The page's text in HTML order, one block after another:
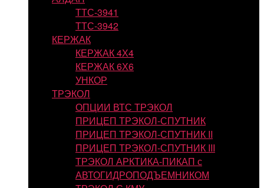
ТТС-3941
ТТС-3942
КЕРЖАК
КЕРЖАК 4Х4
КЕРЖАК 6Х6
УНКОР
ТРЭКОЛ
ОПЦИИ ВТС ТРЭКОЛ
ПРИЦЕП ТРЭКОЛ-СПУТНИК
ПРИЦЕП ТРЭКОЛ-СПУТНИК II
ПРИЦЕП ТРЭКОЛ-СПУТНИК III
ТРЭКОЛ АРКТИКА-ПИКАП с
АВТОГИДРОПОДЪЕМНИКОМ